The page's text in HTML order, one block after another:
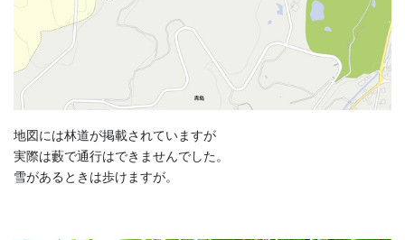
地図には林道が掲載されていますが
実際は藪で通行はできませんでした。
雪があるときは歩けますが。